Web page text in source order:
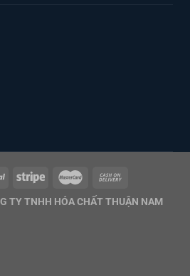
TY TNHH HÓA CHẤT THUẬN NAM